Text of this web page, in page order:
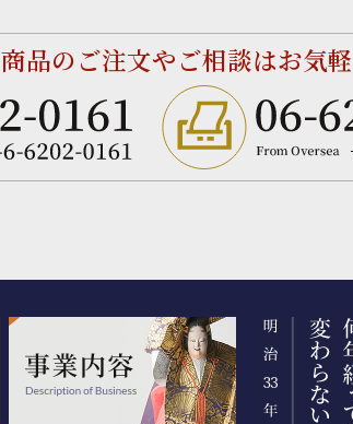
商品のご注文やご相談はお気